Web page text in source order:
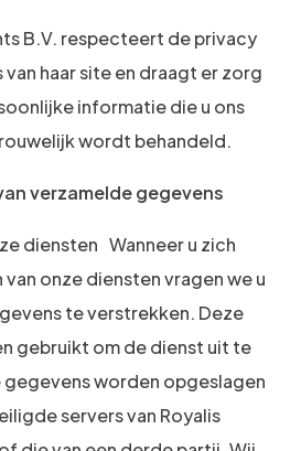
B.V. respecteert de privacy
haar site en draagt er zorg
informatie die u ons
wordt behandeld.
verzamelde gegevens
diensten Wanneer u zich
onze diensten vragen we u
te verstrekken. Deze
gebruikt om de dienst uit te
gegevens worden opgeslagen
servers van Royalis